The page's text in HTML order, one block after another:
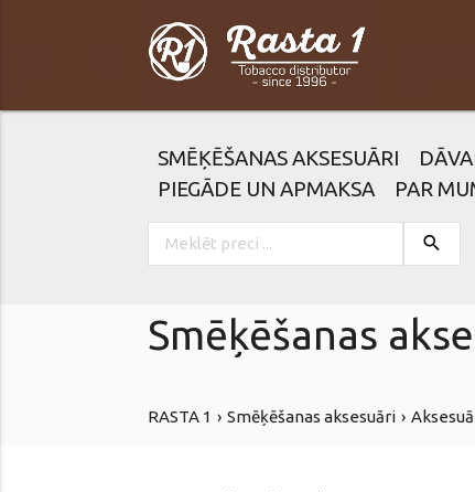
SMĒĶĒŠANAS AKSESUĀRI
PIEGĀDE UN APMAKSA
PAR
search
Smēķēšanas
RASTA 1 Smēķēšanas aksesuāri